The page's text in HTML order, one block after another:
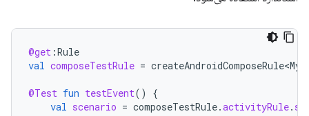
@get :Rule
val composeTestRule =
@Test fun testEvent()
{
val scenario = composeTestRule.activityRule.